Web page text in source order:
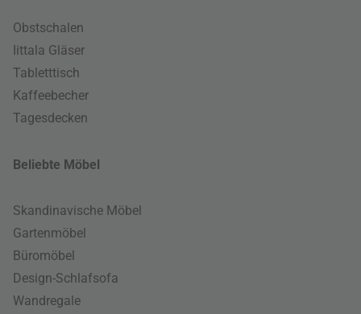
Obstschalen
Iittala Gläser
Tabletttisch
Kaffeebecher
Tagesdecken
Beliebte Möbel
Skandinavische Möbel
Gartenmöbel
Büromöbel
Design-Schlafsofa
Wandregale